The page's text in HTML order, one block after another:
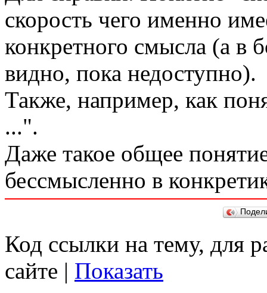
скорость чего именно
конкретного смысла (а в
видно, пока недоступно).
Также, например, как
...".
Даже такое общее
бессмысленно в
Код ссылки на тему, для
сайте | Показать